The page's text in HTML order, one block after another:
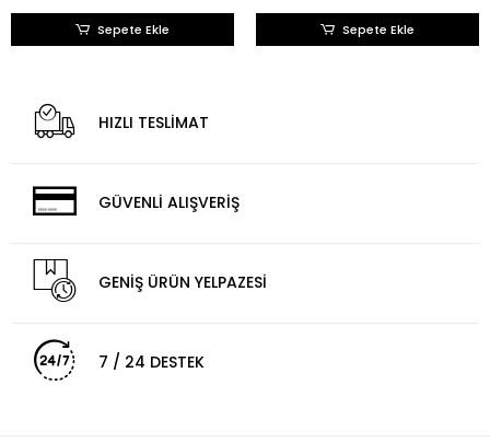
Sepete Ekle Sepete Ekle
HIZLI TESLİMAT
GÜVENLİ ALIŞVERİŞ
GENİŞ ÜRÜN YELPAZESİ
7 / 24 DESTEK